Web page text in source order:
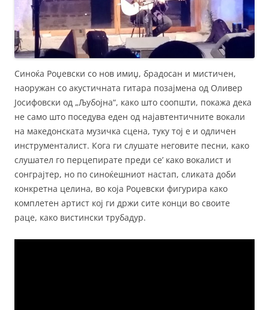
Синоќа Роџевски со нов имиџ, брадосан и мистичен,
наоружан со акустичната гитара позајмена од Оливер
Јосифовски од „Љубојна“, како што соопшти, покажа дека
не само што поседува еден од најавтентичните вокали
на македонската музичка сцена, туку тој е и одличен
инструменталист. Кога ги слушате неговите песни, како
слушател го перцепирате преди се’ како вокалист и
сонграјтер, но по синоќешниот настап, сликата доби
конкретна целина, во која Роџевски фигурира како
комплетен артист кој ги држи сите конци во своите
раце, како вистински трубадур.